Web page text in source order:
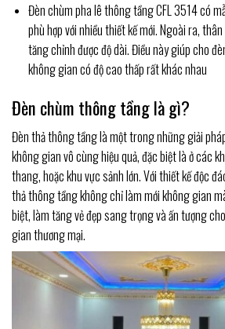
Đèn chùm pha lê thông tầng CFL 3514 có
phù hợp với nhiều thiết kế mới. Ngoài ra,
tăng chỉnh được độ dài. Điều này giúp cho
không gian có độ cao thấp rất khác nhau
Đèn chùm thông tầng là gì?
Đèn thả thông tầng là một trong những giải
không gian vô cùng hiệu quả, đặc biệt là ở các
thang, hoặc khu vực sảnh lớn. Với thiết kế độc
thả thông tầng không chỉ làm mới không gian
biệt, làm tăng vẻ đẹp sang trọng và ấn tượng
gian thương mại.